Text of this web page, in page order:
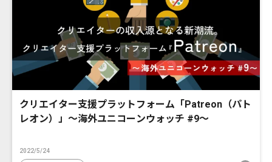
クリエイター支援プラットフォーム「Patreon（パト
レオン）」〜海外ユニコーンウォッチ #9〜
2022/5/24